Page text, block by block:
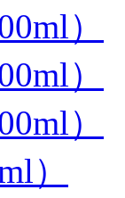
）
）
）
）